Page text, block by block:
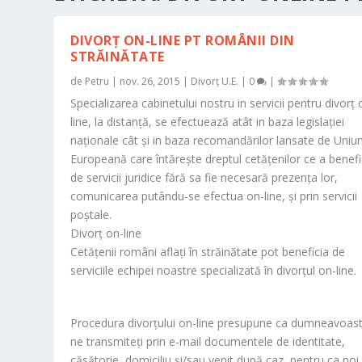
DIVORȚ ON-LINE PT ROMÂNII DIN
STRĂINĂTATE
de Petru | nov. 26, 2015 | Divorț U.E. | 0 |
Specializarea cabinetului nostru in servicii pentru divorț
line, la distanță, se efectuează atât in baza legislației
naționale cât și in baza recomandărilor lansate de
Europeană care întărește dreptul cetățenilor ce a
de servicii juridice fără sa fie necesară prezența lor,
comunicarea putându-se efectua on-line, și prin servicii
poștale.
Divorț on-line
Cetățenii români aflați în străinătate pot beneficia de
serviciile echipei noastre specializată în divorțul on-line.
Procedura divorțului on-line presupune ca
ne transmiteți prin e-mail documentele de identitate,